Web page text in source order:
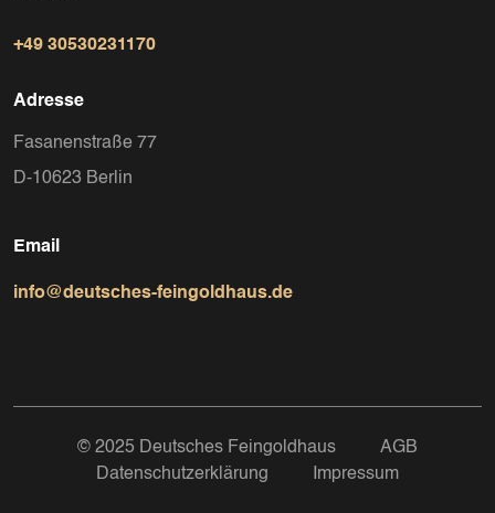
+49 30530231170
Adresse
Fasanenstraße 77
D-10623 Berlin
Email
info@deutsches-feingoldhaus.de
© 2025 Deutsches Feingoldhaus
AGB
Datenschutzerklärung
Impressum